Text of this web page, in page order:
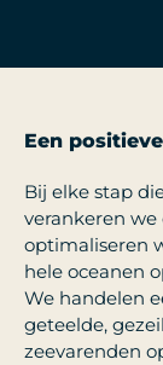
Een
Bij elke stap
verankeren we
optimaliseren
hele oceanen
We handelen
geteelde,
zeevarenden